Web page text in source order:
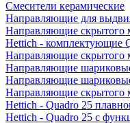
Смесители керамические
Направляющие для
Направляющие скрытого
Hettich - комплектующие
Направляющие скрытого
Направляющие
Направляющие
Направляющие скрытого
Hettich - Quadro 25
Hettich - Quadro 25 с